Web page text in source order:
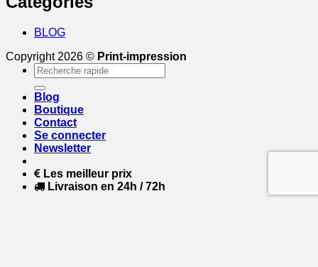
BLOG
Copyright 2026 © Print-impression
Recherche
pour :
Blog
Boutique
Contact
Se connecter
Newsletter
Les meilleur prix
Livraison en 24h / 72h